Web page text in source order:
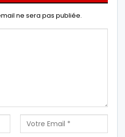
ne sera pas publiée.